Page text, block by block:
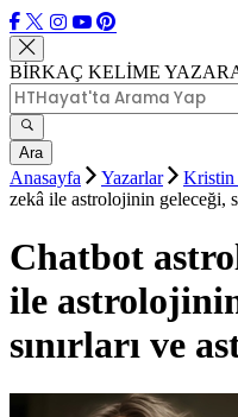
BİRKAÇ KELİME
Ara
Anasayfa Yazarlar Kristin
zekâ ile astrolojinin geleceği,
Chatbot
ile
sınırları ve